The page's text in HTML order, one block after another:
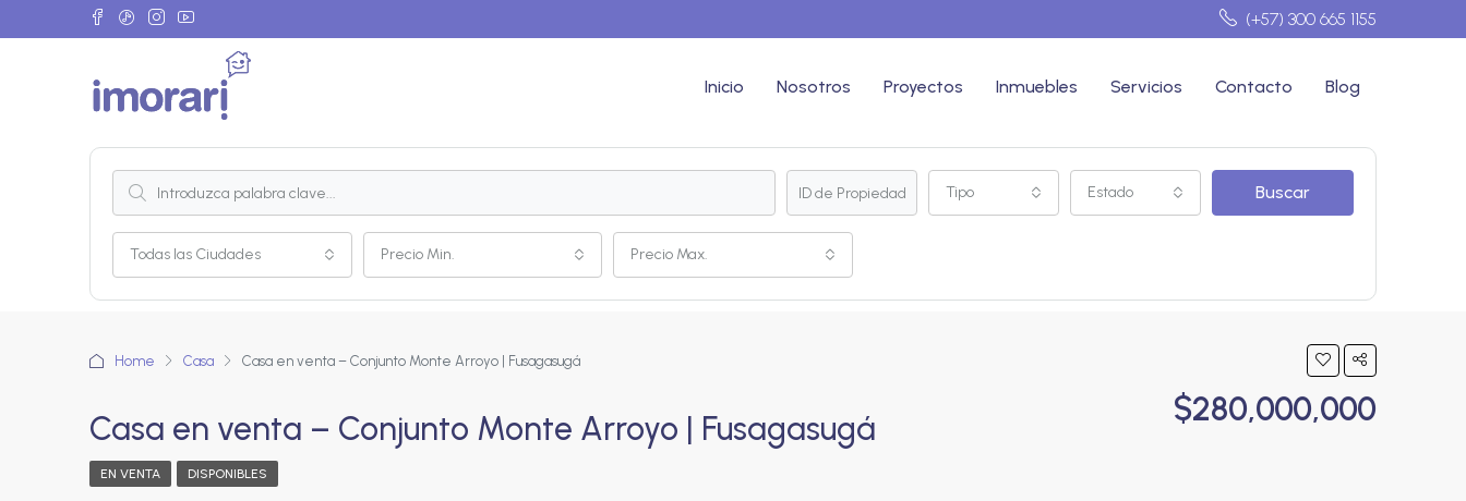
(+57) 300 665 1155
Inicio Nosotros Proyectos Inmuebles Servicios Contacto Blog
Tipo Estado Buscar
Todas las Ciudades Precio Min. Precio Max.
Home Casa Casa en venta – Conjunto Monte Arroyo | Fusagasugá
Casa en venta – Conjunto Monte Arroyo | Fusagasugá $280,000,000
EN VENTA DISPONIBLES